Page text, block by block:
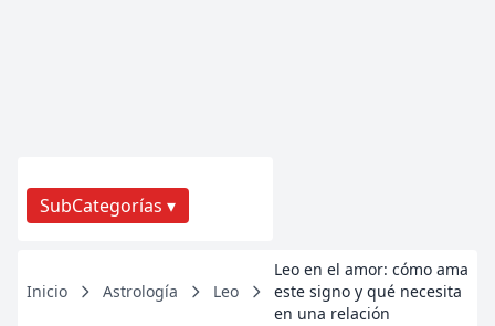
SubCategorías ▾
Inicio Astrología Leo
Leo en el amor: cómo ama
este signo y qué necesita
en una relación